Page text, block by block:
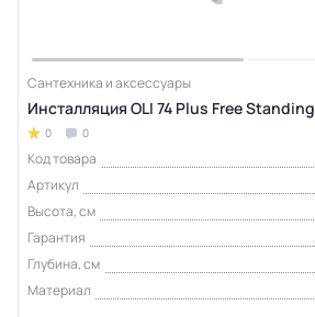
Сантехника и аксессуары
Инсталляция OLI 74 Plus Free Standing
0 0
Код товара
Артикул
Высота, см
Гарантия
Глубина, см
Материал